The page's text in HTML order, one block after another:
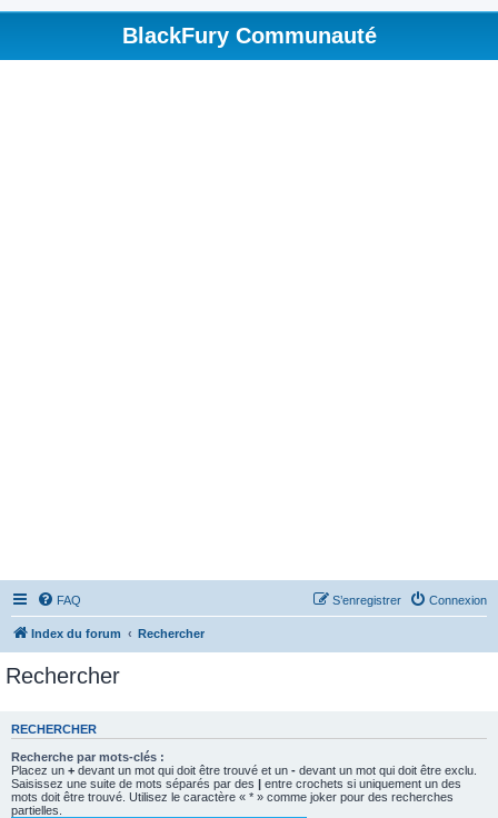
BlackFury Communauté
FAQ Connexion
S’enregistrer
Index du forum Rechercher
Rechercher
RECHERCHER
Recherche par mots-clés :
Placez un + devant un mot qui doit être trouvé et un - devant un mot qui doit être exclu.
Saisissez une suite de mots séparés par des | entre crochets si uniquement un des
mots doit être trouvé. Utilisez le caractère « * » comme joker pour des recherches
partielles.